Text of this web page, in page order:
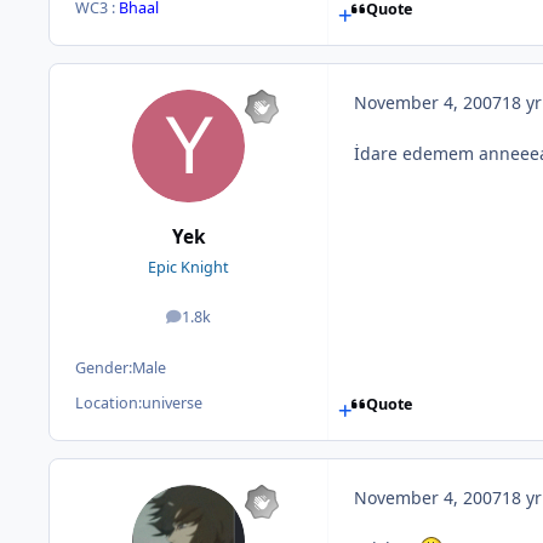
WC3 : Bhaal Quote
Yek
Epic Knight
1.8k
posts
Gender:Male
Location:universe
November 4, 200718 yr
İdare edemem
Quote
November 4, 200718 yr